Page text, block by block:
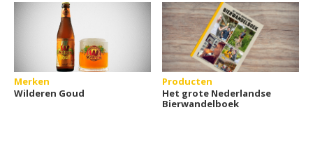
Merken
Wilderen Goud
Producten
Het grote Nederlandse
Bierwandelboek